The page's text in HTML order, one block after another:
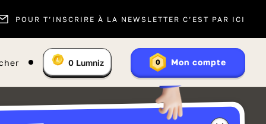
POUR T’INSCRIRE À LA NEWSLETTER C’EST PAR ICI
En
savoir
plus
les
Vous
:
0 Lumniz 0 Mon compte